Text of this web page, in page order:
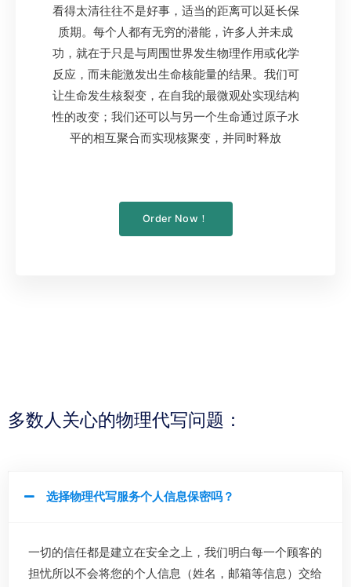
看得太清往往不是好事，适当的距离可以延长保
质期。每个人都有无穷的潜能，许多人并未成
功，就在于只是与周围世界发生物理作用或化学
反应，而未能激发出生命核能量的结果。我们可
让生命发生核裂变，在自我的最微观处实现结构
性的改变；我们还可以与另一个生命通过原子水
平的相互聚合而实现核聚变，并同时释放
Order Now！
多数人关心的物理代写问题：
选择物理代写服务个人信息保密吗？
一切的信任都是建立在安全之上，我们明白每一个顾客的
担忧所以不会将您的个人信息（姓名，邮箱等信息）交给